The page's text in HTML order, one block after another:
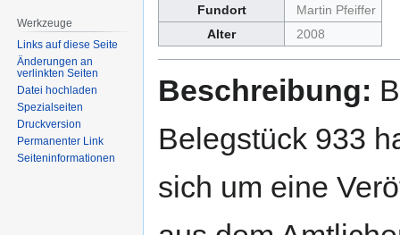
Fundort
Martin Pfeiffer
Alter
2008
Beschreibung:
Belegstück 933
sich um eine
Werkzeuge
Links auf diese Seite
Änderungen an
verlinkten Seiten
Datei hochladen
Spezialseiten
Druckversion
Permanenter Link
Seiten­informationen